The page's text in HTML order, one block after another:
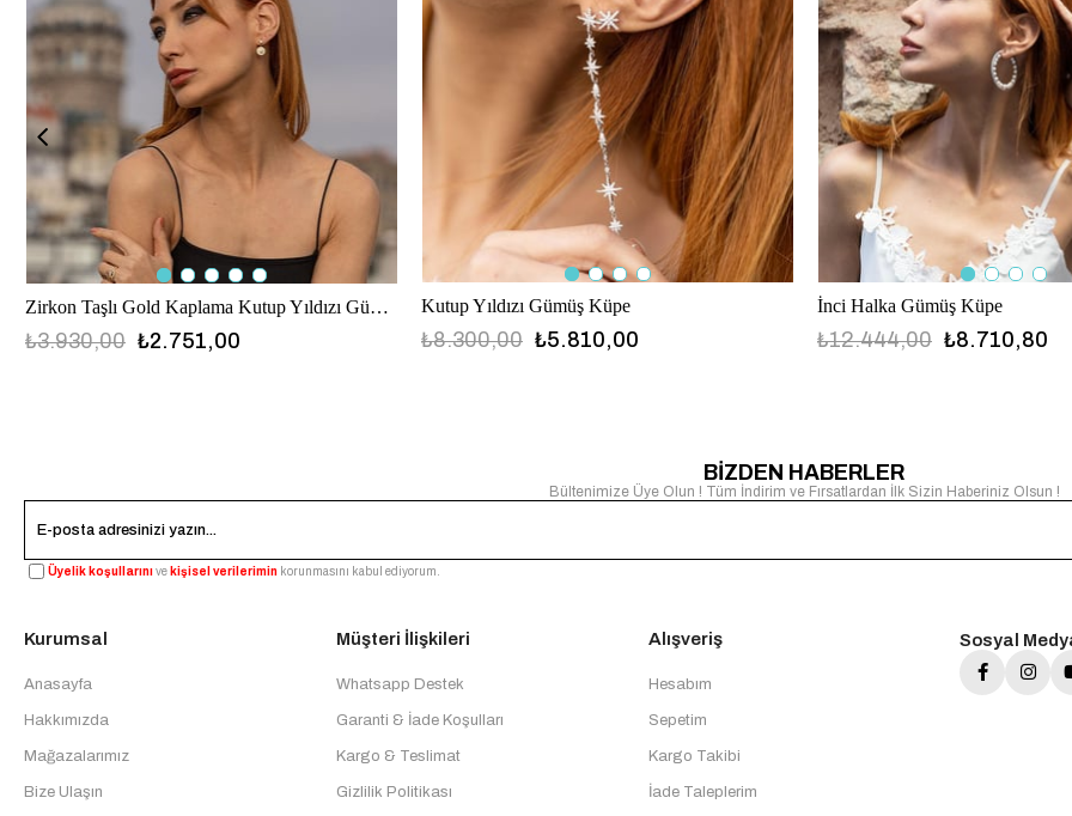
Zirkon Taşlı Gold Kaplama Kutup Yıldızı Gümüş Küpe
₺2.751,00
₺3.930,00
Kutup Yıldızı Gümüş Küpe
₺5.810,00
₺8.300,00
İnci Halka Gümüş Küpe
₺8.710,80
₺12.444,00
BİZDEN HABERLER
Bültenimize Üye Olun ! Tüm İndirim ve Fırsatlardan İlk Sizin Haberiniz Olsun !
Üyelik koşullarınıve kişisel verilerimin korunmasını kabul ediyorum.
Kurumsal
Anasayfa
Hakkımızda
Mağazalarımız
Bize Ulaşın
Müşteri İlişkileri
Whatsapp Destek
Garanti & İade Koşulları
Kargo & Teslimat
Gizlilik Politikası
Alışveriş
Hesabım
Sepetim
Kargo Takibi
İade Taleplerim
Sosyal